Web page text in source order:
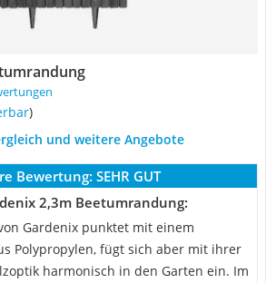
)
und weitere Angebote
Bewertung: SEHR GUT
2,3m Beetumrandung:
Gardenix punktet mit einem
Polypropylen, fügt sich aber mit ihrer
harmonisch in den Garten ein. Im